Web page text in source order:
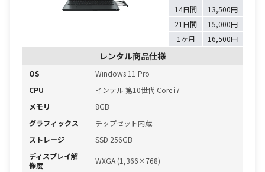
14日間
13,500円
21日間
15,000円
1ヶ月
16,500円
レンタル商品仕様
OS
Windows 11 Pro
CPU
インテル 第10世代 Core i7
メモリ
8GB
グラフィックス
チップセット内蔵
ストレージ
SSD 256GB
ディスプレイ解
像度
WXGA (1,366×768)